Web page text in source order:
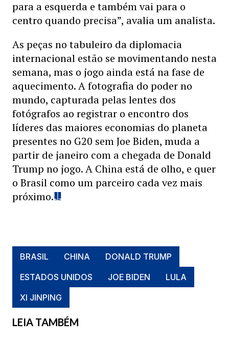
para a esquerda e também vai para o
centro quando precisa”, avalia um analista.
As peças no tabuleiro da diplomacia
internacional estão se movimentando nesta
semana, mas o jogo ainda está na fase de
aquecimento. A fotografia do poder no
mundo, capturada pelas lentes dos
fotógrafos ao registrar o encontro dos
líderes das maiores economias do planeta
presentes no G20 sem Joe Biden, muda a
partir de janeiro com a chegada de Donald
Trump no jogo. A China está de olho, e quer
o Brasil como um parceiro cada vez mais
próximo.
BRASIL CHINA
DONALD TRUMP
ESTADOS UNIDOS
JOE BIDEN
LULA
XI JINPING
LEIA TAMBÉM